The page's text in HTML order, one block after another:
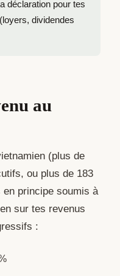
déclaration pour tes
dividendes
au
(plus de
ou plus de 183
principe soumis à
sur tes revenus
: